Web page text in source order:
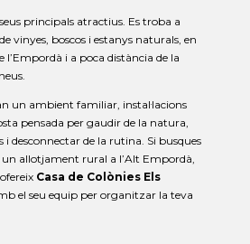
principals atractius. Es troba a
vinyes, boscos i estanys naturals, en
l’Empordà i a poca distància de la
un ambient familiar, instal·lacions
pensada per gaudir de la natura,
desconnectar de la rutina. Si busques
un allotjament rural a l’Alt Empordà,
Casa de Colònies Els
el seu equip per organitzar la teva